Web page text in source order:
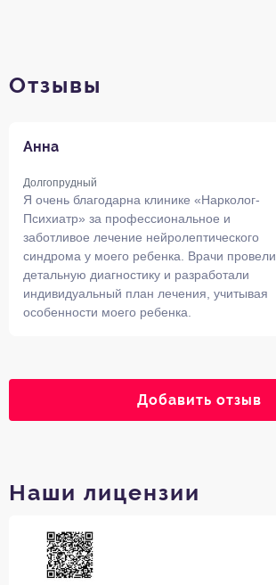
Отзывы
Анна
Долгопрудный
Я очень благодарна клинике «Нарколог-
Психиатр» за профессиональное и
заботливое лечение нейролептического
синдрома у моего ребенка. Врачи провели
детальную диагностику и разработали
индивидуальный план лечения, учитывая
особенности моего ребенка.
Добавить отзыв
Наши лицензии